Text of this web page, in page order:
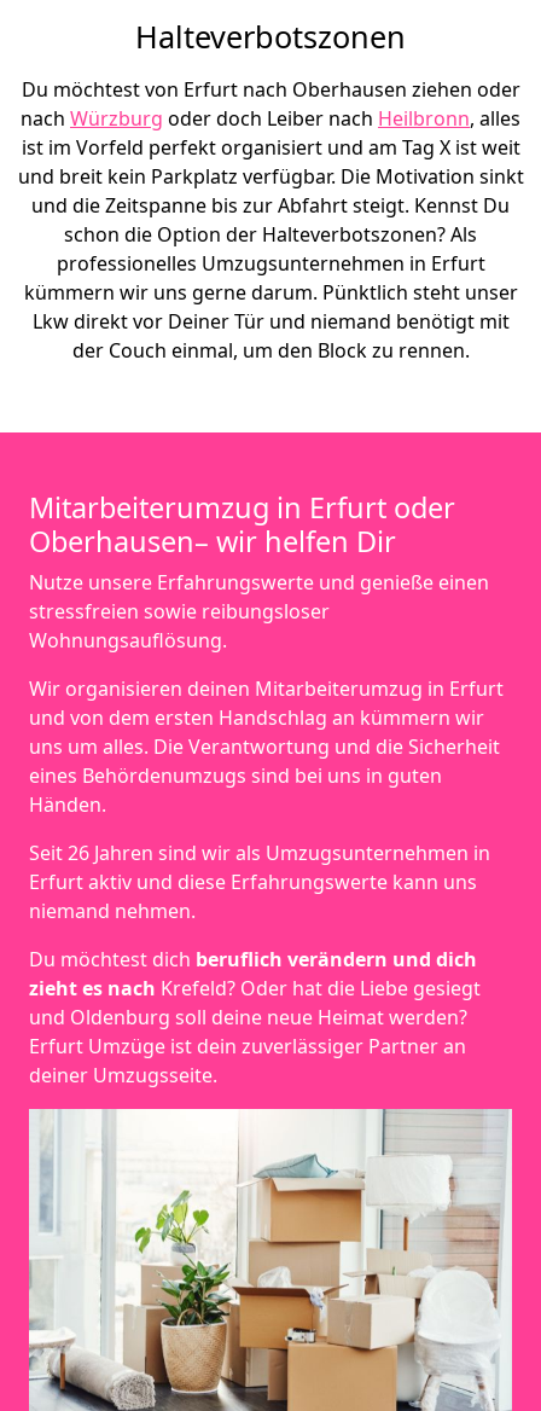
Halteverbotszonen
Du möchtest von Erfurt nach Oberhausen ziehen oder
nach Würzburg oder doch Leiber nach Heilbronn, alles
ist im Vorfeld perfekt organisiert und am Tag X ist weit
und breit kein Parkplatz verfügbar. Die Motivation sinkt
und die Zeitspanne bis zur Abfahrt steigt. Kennst Du
schon die Option der Halteverbotszonen? Als
professionelles Umzugsunternehmen in Erfurt
kümmern wir uns gerne darum. Pünktlich steht unser
Lkw direkt vor Deiner Tür und niemand benötigt mit
der Couch einmal, um den Block zu rennen.
Mitarbeiterumzug in Erfurt oder
Oberhausen– wir helfen Dir
Nutze unsere Erfahrungswerte und genieße einen
stressfreien sowie reibungsloser
Wohnungsauflösung.
Wir organisieren deinen Mitarbeiterumzug in Erfurt
und von dem ersten Handschlag an kümmern wir
uns um alles. Die Verantwortung und die Sicherheit
eines Behördenumzugs sind bei uns in guten
Händen.
Seit 26 Jahren sind wir als Umzugsunternehmen in
Erfurt aktiv und diese Erfahrungswerte kann uns
niemand nehmen.
Du möchtest dich beruflich verändern und dich
zieht es nach Krefeld? Oder hat die Liebe gesiegt
und Oldenburg soll deine neue Heimat werden?
Erfurt Umzüge ist dein zuverlässiger Partner an
deiner Umzugsseite.